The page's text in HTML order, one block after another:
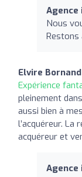
Nous
Restons
Elvire Bornand
Expérience
pleinement
aussi bien à
l’acquéreur. La
acquéreur et